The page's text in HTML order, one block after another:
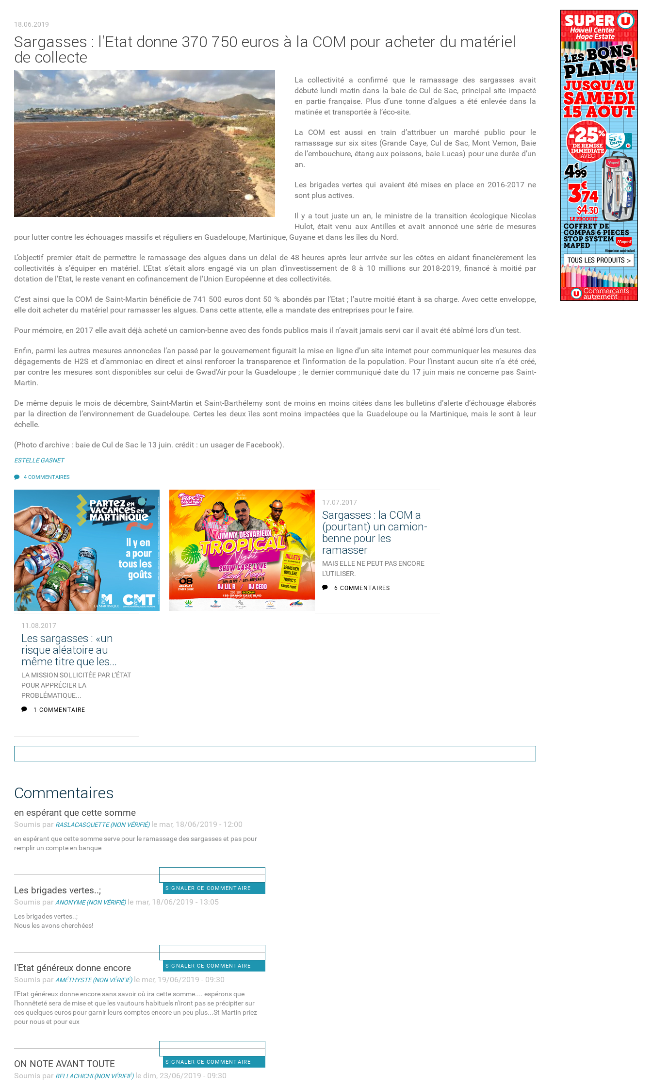
18.06.2019
Sargasses : l'Etat donne 370 750 euros à la COM pour acheter du matériel
de collecte
La collectivité a confirmé que le ramassage des sargasses avait
débuté lundi matin dans la baie de Cul de Sac, principal site impacté
en partie française. Plus d’une tonne d’algues a été enlevée dans la
matinée et transportée à l’éco-site.
La COM est aussi en train d’attribuer un marché public pour le
ramassage sur six sites (Grande Caye, Cul de Sac, Mont Vernon, Baie
de l’embouchure, étang aux poissons, baie Lucas) pour une durée d’un
an.
Les brigades vertes qui avaient été mises en place en 2016-2017 ne
sont plus actives.
Il y a tout juste un an, le ministre de la transition écologique Nicolas
Hulot, était venu aux Antilles et avait annoncé une série de mesures
pour lutter contre les échouages massifs et réguliers en Guadeloupe, Martinique, Guyane et dans les îles du Nord.
L’objectif premier était de permettre le ramassage des algues dans un délai de 48 heures après leur arrivée sur les côtes en aidant financièrement les
collectivités à s’équiper en matériel. L’Etat s’était alors engagé via un plan d’investissement de 8 à 10 millions sur 2018-2019, financé à moitié par
dotation de l’Etat, le reste venant en cofinancement de l’Union Européenne et des collectivités.
C’est ainsi que la COM de Saint-Martin bénéficie de 741 500 euros dont 50 % abondés par l’Etat ; l’autre moitié étant à sa charge. Avec cette enveloppe,
elle doit acheter du matériel pour ramasser les algues. Dans cette attente, elle a mandate des entreprises pour le faire.
Pour mémoire, en 2017 elle avait déjà acheté un camion-benne avec des fonds publics mais il n’avait jamais servi car il avait été abîmé lors d’un test.
Enfin, parmi les autres mesures annoncées l’an passé par le gouvernement figurait la mise en ligne d’un site internet pour communiquer les mesures des
dégagements de H2S et d’ammoniac en direct et ainsi renforcer la transparence et l’information de la population. Pour l’instant aucun site n’a été créé,
par contre les mesures sont disponibles sur celui de Gwad’Air pour la Guadeloupe ; le dernier communiqué date du 17 juin mais ne concerne pas Saint-
Martin.
De même depuis le mois de décembre, Saint-Martin et Saint-Barthélemy sont de moins en moins citées dans les bulletins d’alerte d’échouage élaborés
par la direction de l’environnement de Guadeloupe. Certes les deux îles sont moins impactées que la Guadeloupe ou la Martinique, mais le sont à leur
échelle.
(Photo d'archive : baie de Cul de Sac le 13 juin. crédit : un usager de Facebook).
ESTELLE GASNET
4 COMMENTAIRES
17.07.2017
Sargasses : la COM a
(pourtant) un camion-
benne pour les
ramasser
MAIS ELLE NE PEUT PAS ENCORE
L'UTILISER.
6 COMMENTAIRES
11.08.2017
Les sargasses : «un
risque aléatoire au
même titre que les...
LA MISSION SOLLICITÉE PAR L’ÉTAT
POUR APPRÉCIER LA
PROBLÉMATIQUE...
1 COMMENTAIRE
Commentaires
en espérant que cette somme
Soumis par RASLACASQUETTE (NON VÉRIFIÉ)le mar, 18/06/2019 - 12:00
en espérant que cette somme serve pour le ramassage des sargasses et pas pour
remplir un compte en banque
SIGNALER CE COMMENTAIRE
Les brigades vertes..;
Soumis parANONYME (NON VÉRIFIÉ)le mar, 18/06/2019 - 13:05
Les brigades vertes..;
Nous les avons cherchées!
SIGNALER CE COMMENTAIRE
l'Etat généreux donne encore
Soumis parAMÉTHYSTE (NON VÉRIFIÉ)le mer, 19/06/2019 - 09:30
l'Etat généreux donne encore sans savoir où ira cette somme.... espérons que
l'honnêteté sera de mise et que les vautours habituels n'iront pas se précipiter sur
ces quelques euros pour garnir leurs comptes encore un peu plus...St Martin priez
pour nous et pour eux
SIGNALER CE COMMENTAIRE
ON NOTE AVANT TOUTE
Soumis par BELLACHICHI (NON VÉRIFIÉ)le dim, 23/06/2019 - 09:30